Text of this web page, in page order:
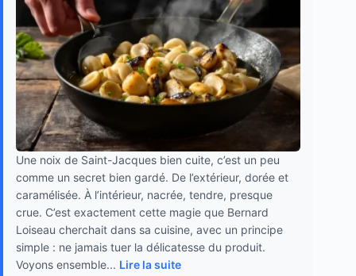
Une noix de Saint-Jacques bien cuite, c’est un peu
comme un secret bien gardé. De l’extérieur, dorée et
caramélisée. À l’intérieur, nacrée, tendre, presque
crue. C’est exactement cette magie que Bernard
Loiseau cherchait dans sa cuisine, avec un principe
simple : ne jamais tuer la délicatesse du produit.
Voyons ensemble... Lire la suite